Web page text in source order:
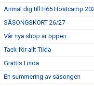
Anmäl dig till H65 Höstcamp
SÄSONGSKORT 26/27
Vår nya shop är öppen
Tack för allt Tilda
Grattis Linda
En summering av säsongen